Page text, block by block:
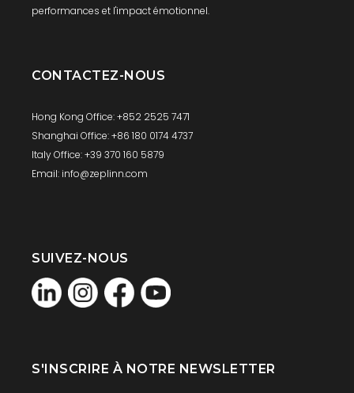
performances et l'impact émotionnel.
CONTACTEZ-NOUS
Hong Kong Office: +852 2525 7471
Shanghai Office: +86 180 0174 4737
Italy Office: +39 370 160 5879
Email: info@zeplinn.com
SUIVEZ-NOUS
S'INSCRIRE À NOTRE NEWSLETTER